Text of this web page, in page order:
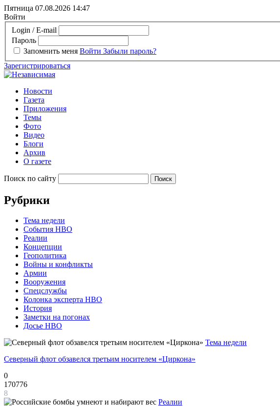
Пятница 07.08.2026 14:47
Войти
Login / E-mail
Пароль
Запомнить меня Войти Забыли пароль?
Зарегистрироваться
Новости
Газета
Приложения
Темы
Фото
Видео
Блоги
Архив
О газете
Поиск по сайту
Рубрики
Тема недели
События НВО
Реалии
Концепции
Геополитика
Войны и конфликты
Армии
Вооружения
Спецслужбы
Колонка эксперта НВО
История
Заметки на погонах
Досье НВО
Тема недели
Северный флот обзавелся третьим носителем «Циркона»
0
170776
8
Реалии